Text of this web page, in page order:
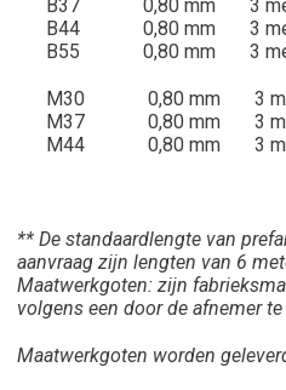
B37 0,80 mm 3
B44 0,80 mm 3
B55 0,80 mm 3
M30 0,80 mm 3
M37 0,80 mm 3
M44 0,80 mm 3
** De standaardlengte van
aanvraag zijn lengten van 6
Maatwerkgoten: zijn
volgens een door de afnemer
Maatwerkgoten worden